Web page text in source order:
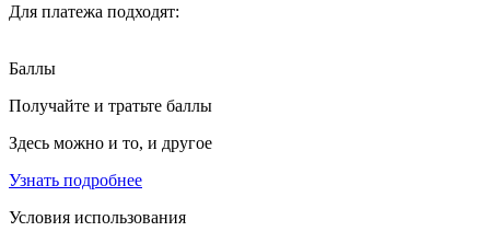
Для платежа подходят:
Баллы
Получайте и тратьте баллы
Здесь можно и то, и другое
Узнать подробнее
Условия использования